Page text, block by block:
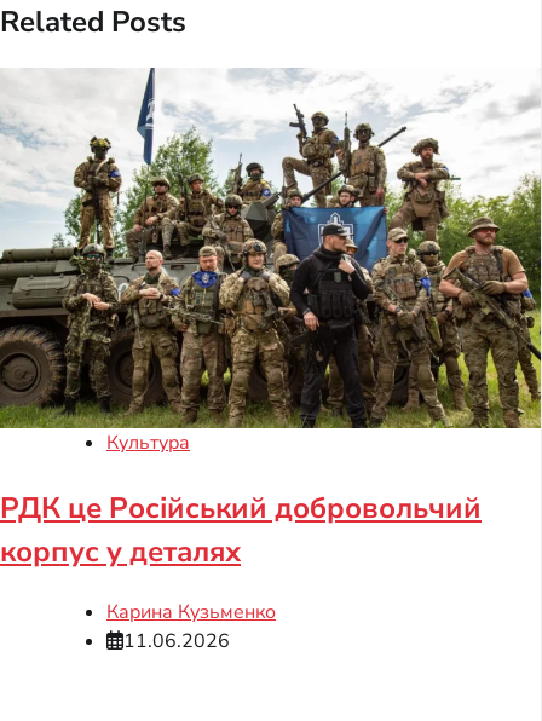
Related Posts
Культура
РДК це Російський добровольчий
корпус у деталях
Карина Кузьменко
11.06.2026